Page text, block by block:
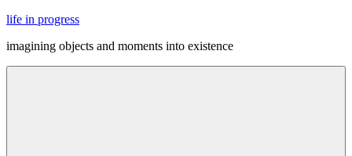
Skip
content
life in progress
imagining objects and moments into existence